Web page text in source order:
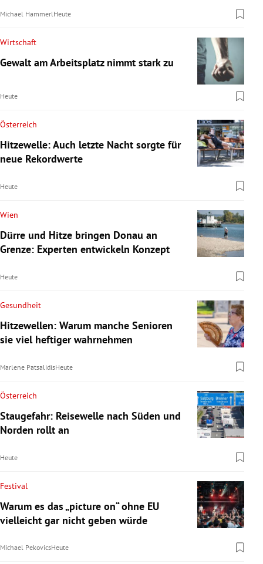
Michael HammerlHeute
Wirtschaft
Gewalt am Arbeitsplatz nimmt stark zu
Heute
Österreich
Hitzewelle: Auch letzte Nacht sorgte für
neue Rekordwerte
Heute
Wien
Dürre und Hitze bringen Donau an
Grenze: Experten entwickeln Konzept
Heute
Gesundheit
Hitzewellen: Warum manche Senioren
sie viel heftiger wahrnehmen
Marlene PatsalidisHeute
Österreich
Staugefahr: Reisewelle nach Süden und
Norden rollt an
Heute
Festival
Warum es das „picture on“ ohne EU
vielleicht gar nicht geben würde
Michael PekovicsHeute